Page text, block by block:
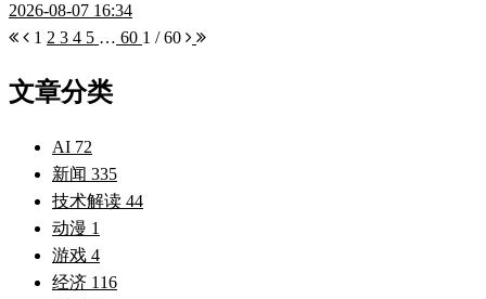
2026-08-07 16:34
1 2 3 4 5 … 60 1 / 60
文章分类
AI 72
新闻 335
技术解读 44
动漫 1
游戏 4
经济 116